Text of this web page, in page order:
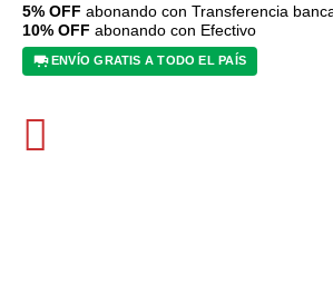
5% OFF abonando con Transferencia
10% OFF abonando con Efectivo
ENVÍO GRATIS A TODO EL PAÍS